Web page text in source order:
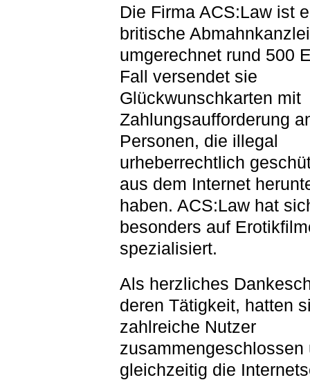
Die Firma ACS:Law ist
britische
umgerechnet rund 500
Fall versendet sie
Glückwunschkarten mit
Zahlungsaufforderung
Personen, die illegal
urheberrechtlich
aus dem Internet
haben. ACS:Law hat
besonders auf
spezialisiert.
Als herzliches
deren Tätigkeit, hatten
zahlreiche Nutzer
zusammengeschlossen
gleichzeitig die